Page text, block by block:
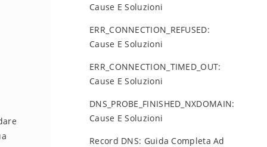
Cause E Soluzioni
ERR_CONNECTION_REFUSED:
Cause E Soluzioni
ERR_CONNECTION_TIMED_OUT:
Cause E Soluzioni
DNS_PROBE_FINISHED_NXDOMAIN:
Cause E Soluzioni
Record DNS: Guida Completa Ad